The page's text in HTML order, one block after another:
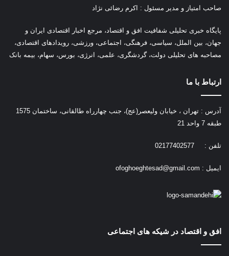
صاحب امتیاز و مدیر مسئول : اکرم رضائی نژاد
پایگاه خبری تحلیلی شفافیت افق و اقتصاد، مرجع اخبار اقتصادی ایران و
جهان، بین الملل، سیاسی، فرهنگی، اجتماعی، ورزشی، رویدادهای اقتصادی،
مصاحبه های تحلیلی دولت، گردشگری، علمی، انرژی، بورس، سهام، بیمه بانک
ارتباط با ما
آدرس : تهران ، خیابان ولیعصر(عج)، جنب چهارراه طالقانی، ساختمان 1575
طبقه 7 واحد 21
تلفن : 02177402577
ایمیل : ofoghoeghtesad@gmail.com
افق و اقتصاد در شیکه های اجتماعی